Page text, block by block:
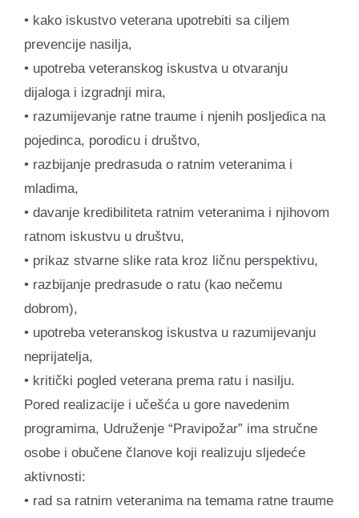
• kako iskustvo veterana upotrebiti sa ciljem
prevencije nasilja,
• upotreba veteranskog iskustva u otvaranju
dijaloga i izgradnji mira,
• razumijevanje ratne traume i njenih posljedica na
pojedinca, porodicu i društvo,
• razbijanje predrasuda o ratnim veteranima i
mladima,
• davanje kredibiliteta ratnim veteranima i njihovom
ratnom iskustvu u društvu,
• prikaz stvarne slike rata kroz ličnu perspektivu,
• razbijanje predrasude o ratu (kao nečemu
dobrom),
• upotreba veteranskog iskustva u razumijevanju
neprijatelja,
• kritički pogled veterana prema ratu i nasilju.
Pored realizacije i učešća u gore navedenim
programima, Udruženje “Pravipožar” ima stručne
osobe i obučene članove koji realizuju sljedeće
aktivnosti:
• rad sa ratnim veteranima na temama ratne traume